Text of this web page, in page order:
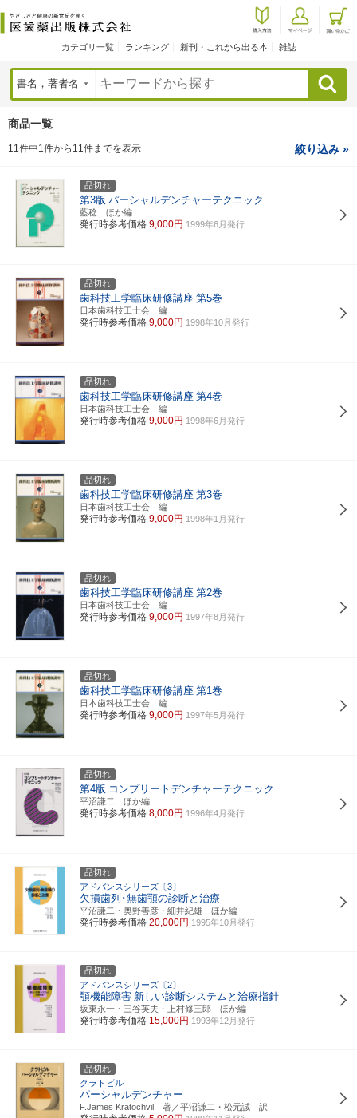
カテゴリ一覧 ランキング 新刊・これから出る本 雑誌
検索
商品一覧
11件中1件から11件までを表示 絞り込み »
品切れ
第3版 パーシャルデンチャーテクニック
藍稔 ほか編
発行時参考価格 9,000円 1999年6月発行
品切れ
歯科技工学臨床研修講座 第5巻
日本歯科技工士会 編
発行時参考価格 9,000円 1998年10月発行
品切れ
歯科技工学臨床研修講座 第4巻
日本歯科技工士会 編
発行時参考価格 9,000円 1998年6月発行
品切れ
歯科技工学臨床研修講座 第3巻
日本歯科技工士会 編
発行時参考価格 9,000円 1998年1月発行
品切れ
歯科技工学臨床研修講座 第2巻
日本歯科技工士会 編
発行時参考価格 9,000円 1997年8月発行
品切れ
歯科技工学臨床研修講座 第1巻
日本歯科技工士会 編
発行時参考価格 9,000円 1997年5月発行
品切れ
第4版 コンプリートデンチャーテクニック
平沼謙二 ほか編
発行時参考価格 8,000円 1996年4月発行
品切れ
アドバンスシリーズ〔3〕
欠損歯列･無歯顎の診断と治療
平沼謙二・奥野善彦・細井紀雄 ほか編
発行時参考価格 20,000円 1995年10月発行
品切れ
アドバンスシリーズ〔2〕
顎機能障害 新しい診断システムと治療指針
坂東永一・三谷英夫・上村修三郎 ほか編
発行時参考価格 15,000円 1993年12月発行
品切れ
クラトビル
パーシャルデンチャー
F.James Kratochvil 著／平沼謙二・松元誠 訳